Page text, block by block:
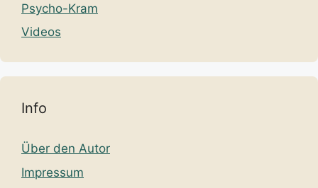
Psycho-Kram
Videos
Info
Über den Autor
Impressum